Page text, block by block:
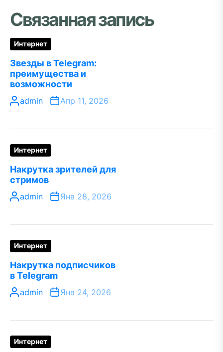
Связанная запись
Интернет
Звезды в Telegram:
преимущества и
возможности
admin Апр 11, 2026
Интернет
Накрутка зрителей для
стримов
admin Янв 28, 2026
Интернет
Накрутка подписчиков
в Telegram
admin Янв 24, 2026
Интернет